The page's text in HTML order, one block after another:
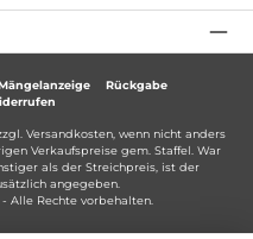
Rückgabe
Versandkosten, wenn nicht anders
Verkaufspreise gem. Staffel. War
als der Streichpreis, ist der
angegeben.
Alle Rechte vorbehalten.